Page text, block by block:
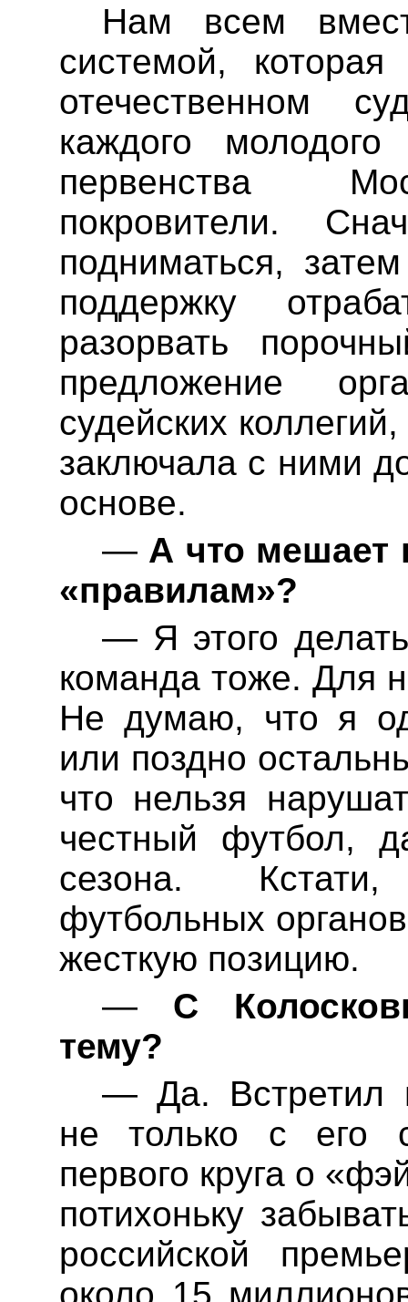
Нам всем
системой,
отечественном
каждого
первенства
покровители.
подниматься,
поддержку
разорвать
предложение
судейских
заключала с ними
основе.
—А что мешает
«правилам»?
—Я этого
команда тоже. Для
Не думаю, что я
или поздно
что нельзя
честный футбол,
сезона.
футбольных
жесткую позицию.
—С
тему?
—Да. Встретил
не только с его
первого круга о «
потихоньку
российской
около 15